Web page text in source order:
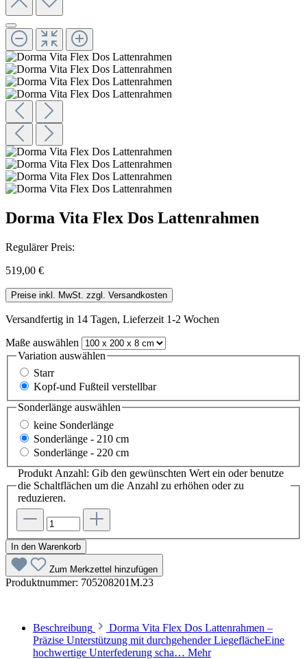
Dorma Vita Flex Dos Lattenrahmen
Regulärer Preis:
519,00 €
Preise inkl. MwSt. zzgl. Versandkosten
Versandfertig in 14 Tagen, Lieferzeit 1-2 Wochen
Maße auswählen
Variation auswählen
Starr
Kopf-und Fußteil verstellbar
Sonderlänge auswählen
keine Sonderlänge
Sonderlänge - 210 cm
Sonderlänge - 220 cm
Produkt Anzahl: Gib den gewünschten Wert ein oder benutze
die Schaltflächen um die Anzahl zu erhöhen oder zu
reduzieren.
In den Warenkorb
Zum Merkzettel hinzufügen
Produktnummer: 705208201M.23
Beschreibung
Dorma Vita Flex Dos Lattenrahmen –
Präzise Unterstützung mit durchgehender LiegeflächeEine
hochwertige Unterfederung scha… Mehr